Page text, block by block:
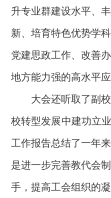
升专业群建设水平、
新、培育特色优势学
党建思政工作、改善
地方能力强的高水平应
大会还听取了副校
校转型发展中建功立业
工作报告总结了一年
是进一步完善教代会
手，提高工会组织的